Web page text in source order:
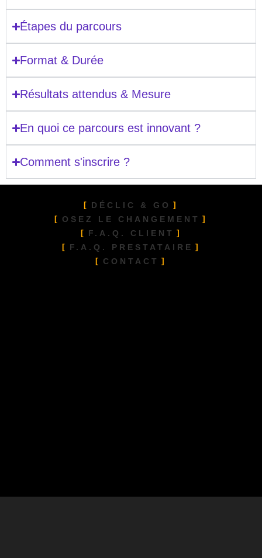
Étapes du parcours
Format & Durée
Résultats attendus & Mesure
En quoi ce parcours est innovant ?
Comment s'inscrire ?
DÉCLIC & GO
OSEZ LE CHANGEMENT
F.A.Q. CLIENT
F.A.Q. PRESTATAIRE
CONTACT